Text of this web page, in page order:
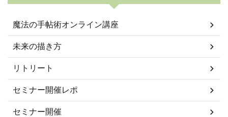
魔法の手帖術オンライン講座
未来の描き方
リトリート
セミナー開催レポ
セミナー開催